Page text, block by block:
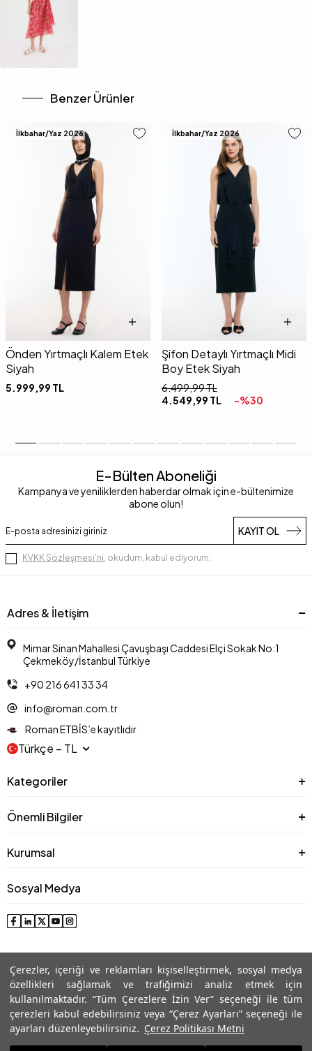
Çerezler, içeriği ve reklamları kişiselleştirmek, sosyal medya
özellikleri sağlamak ve trafiğimizi analiz etmek için
kullanılmaktadır. “Tüm Çerezlere İzin Ver” seçeneği ile tüm
çerezleri kabul edebilirsiniz veya “Çerez Ayarları” seçeneği ile
ayarları düzenleyebilirsiniz. Çerez Politikası Metni
Benzer Ürünler
İlkbahar/Yaz 2026
Önden Yırtmaçlı Kalem Etek
Siyah
5.999,99 TL
İlkbahar/Yaz 2026
Şifon Detaylı Yırtmaçlı Midi
Boy Etek Siyah
6.499,99TL
4.549,99 TL -%30
E-Bülten Aboneliği
Kampanya ve yeniliklerden haberdar olmak için e-bültenimize
abone olun!
KAYIT OL
KVKK Sözleşmesi'ni, okudum, kabul ediyorum.
Adres & İletişim
Mimar Sinan Mahallesi Çavuşbaşı Caddesi Elçi Sokak No:1
Çekmeköy/İstanbul Türkiye
+90 216 641 33 34
info@roman.com.tr
Roman ETBİS’e kayıtlıdır
Türkçe − TL
Kategoriler
Önemli Bilgiler
Kurumsal
Sosyal Medya
© 2025 Roman® Tüm Hakları Saklıdır, İzinsiz kullanılamaz